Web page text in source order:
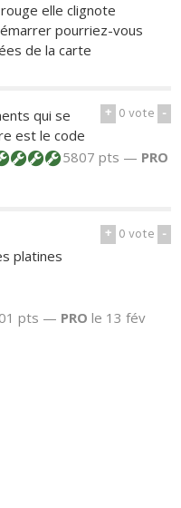
elle clignote
pourriez-vous
de la carte
+ 0vote -
qui se
est le code
5807 pts — PRO
+ 0vote -
platines
pts — PRO le 13 fév